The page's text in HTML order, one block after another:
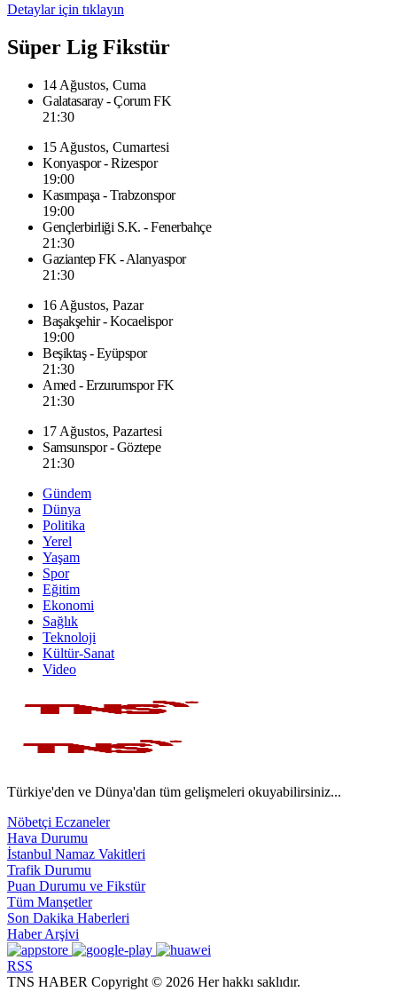
Detaylar için tıklayın
Süper Lig Fikstür
14 Ağustos, Cuma
Galatasaray - Çorum FK
21:30
15 Ağustos, Cumartesi
Konyaspor - Rizespor
19:00
Kasımpaşa - Trabzonspor
19:00
Gençlerbirliği S.K. - Fenerbahçe
21:30
Gaziantep FK - Alanyaspor
21:30
16 Ağustos, Pazar
Başakşehir - Kocaelispor
19:00
Beşiktaş - Eyüpspor
21:30
Amed - Erzurumspor FK
21:30
17 Ağustos, Pazartesi
Samsunspor - Göztepe
21:30
Gündem
Dünya
Politika
Yerel
Yaşam
Spor
Eğitim
Ekonomi
Sağlık
Teknoloji
Kültür-Sanat
Video
Türkiye'den ve Dünya'dan tüm gelişmeleri okuyabilirsiniz...
Nöbetçi Eczaneler
Hava Durumu
İstanbul Namaz Vakitleri
Trafik Durumu
Puan Durumu ve Fikstür
Tüm Manşetler
Son Dakika Haberleri
Haber Arşivi
RSS
TNS HABER Copyright © 2026 Her hakkı saklıdır.